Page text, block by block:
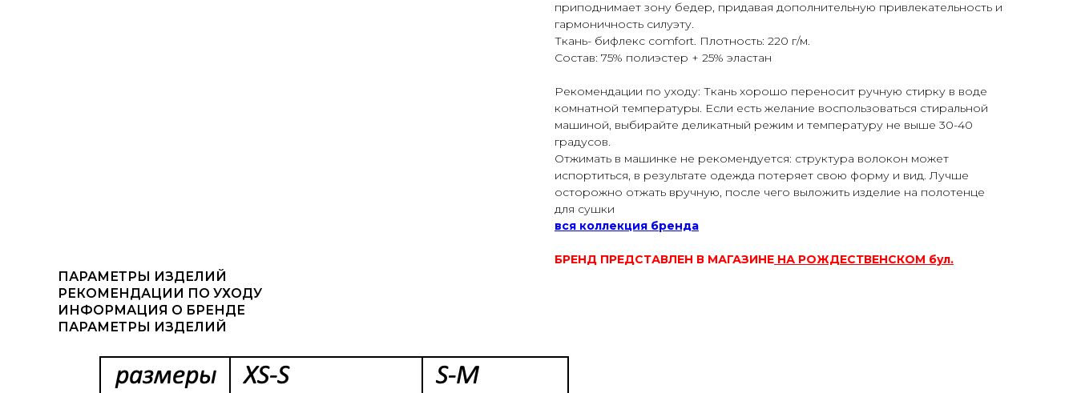
приподнимает зону бедер, придавая дополнительную привлекательность и
гармоничность силуэту.
Ткань- бифлекс comfort. Плотность: 220 г/м.
Состав: 75% полиэстер + 25% эластан
Рекомендации по уходу: Ткань хорошо переносит ручную стирку в воде
комнатной температуры. Если есть желание воспользоваться стиральной
машиной, выбирайте деликатный режим и температуру не выше 30-40
градусов.
Отжимать в машинке не рекомендуется: структура волокон может
испортиться, в результате одежда потеряет свою форму и вид. Лучше
осторожно отжать вручную, после чего выложить изделие на полотенце
для сушки
вся коллекция бренда
БРЕНД ПРЕДСТАВЛЕН В МАГАЗИНЕ НА РОЖДЕСТВЕНСКОМ бул.
ПАРАМЕТРЫ ИЗДЕЛИЙ
РЕКОМЕНДАЦИИ ПО УХОДУ
ИНФОРМАЦИЯ О БРЕНДЕ
ПАРАМЕТРЫ ИЗДЕЛИЙ